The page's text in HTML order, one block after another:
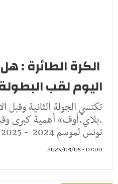
الكرة الطائرة :
اليوم لقب
تكتسي الجولة الثانية وقبل
.بلاي.أوف» أهمية كبرى
تونس لموسم 2024 - 2025.
07:00 - 2025/04/05